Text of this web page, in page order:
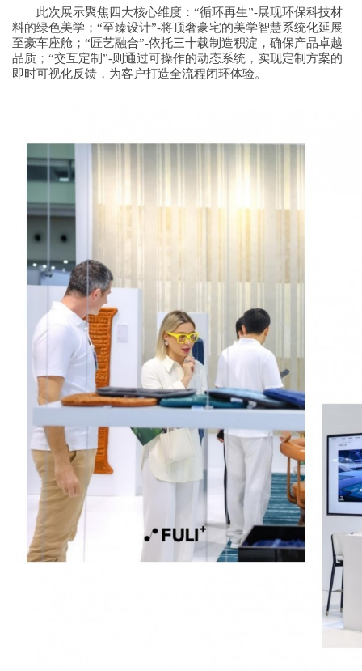
此次展示聚焦四大核心维度：“循环再生”-展现环保科技材
料的绿色美学；“至臻设计”-将顶奢豪宅的美学智慧系统化延展
至豪车座舱；“匠艺融合”-依托三十载制造积淀，确保产品卓越
品质；“交互定制”-则通过可操作的动态系统，实现定制方案的
即时可视化反馈，为客户打造全流程闭环体验。